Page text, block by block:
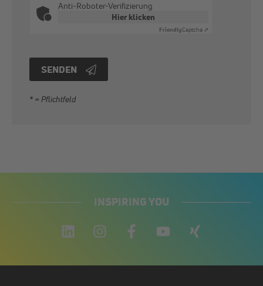
Anti-Roboter-Verifizierung
Hier klicken
FriendlyCaptcha ⇗
SENDEN
* = Pflichtfeld
INSPIRING YOU